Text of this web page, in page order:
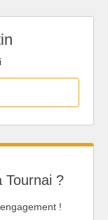
Tournai ?
!